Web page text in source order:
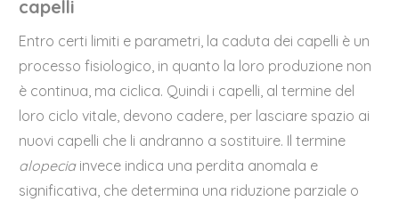
capelli
Entro certi limiti e parametri, la caduta dei capelli è un
processo fisiologico, in quanto la loro produzione non
è continua, ma ciclica. Quindi i capelli, al termine del
loro ciclo vitale, devono cadere, per lasciare spazio ai
nuovi capelli che li andranno a sostituire. Il termine
alopeciainvece indica una perdita anomala e
significativa, che determina una riduzione parziale o